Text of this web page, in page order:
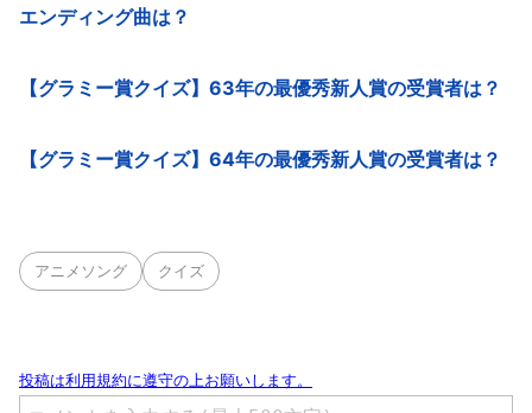
エンディング曲は？
【グラミー賞クイズ】63年の最優秀新人賞の受賞者は？
【グラミー賞クイズ】64年の最優秀新人賞の受賞者は？
アニメソング クイズ